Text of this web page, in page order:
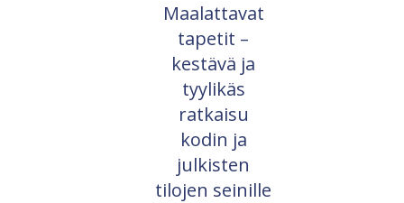
Maalattavat
tapetit –
kestävä ja
tyylikäs
ratkaisu
kodin ja
julkisten
tilojen seinille